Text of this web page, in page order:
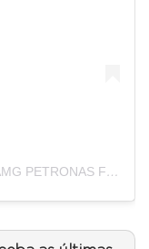
Um post compartilhado por Mercedes-AMG PETRONAS F1 Team (@mercedesamgf1)